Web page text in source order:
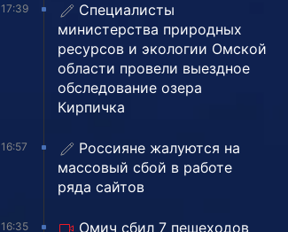
17:39
Специалисты
министерства природных
ресурсов и экологии Омской
области провели выездное
обследование озера
Кирпичка
16:57
Россияне жалуются на
массовый сбой в работе
ряда сайтов
16:35
Омич сбил 7 пешеходов